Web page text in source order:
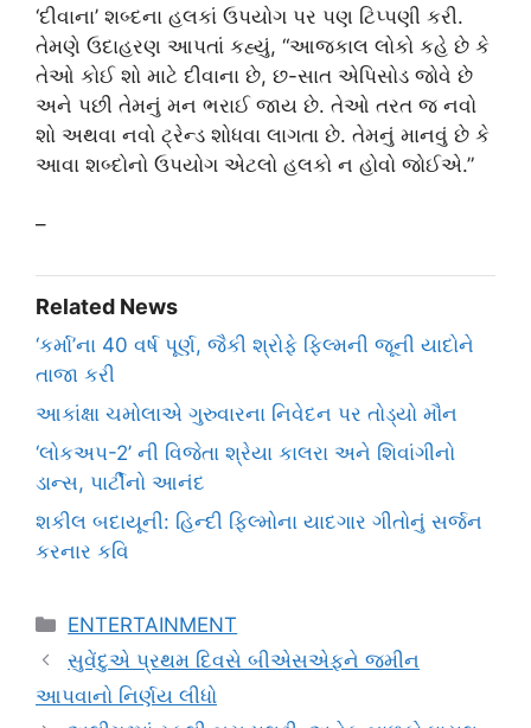
‘દીવાના’ શબ્દના હલકાં ઉપયોગ પર પણ ટિપ્પણી કરી.
તેમણે ઉદાહરણ આપતાં કહ્યું, “આજકાલ લોકો કહે છે કે
તેઓ કોઈ શો માટે દીવાના છે, છ-સાત એપિસોડ જોવે છે
અને પછી તેમનું મન ભરાઈ જાય છે. તેઓ તરત જ નવો
શો અથવા નવો ટ્રેન્ડ શોધવા લાગતા છે. તેમનું માનવું છે કે
આવા શબ્દોનો ઉપયોગ એટલો હલકો ન હોવો જોઈએ.”
–
Related News
‘કર્મા’ના 40 વર્ષ પૂર્ણ, જૈકી શ્રોફે ફિલ્મની જૂની યાદોને
તાજા કરી
આકાંક્ષા ચમોલાએ ગુરુવારના નિવેદન પર તોડ્યો મૌન
‘લોકઅપ-2’ ની વિજેતા શ્રેયા કાલરા અને શિવાંગીનો
ડાન્સ, પાર્ટીનો આનંદ
શકીલ બદાયૂની: હિન્દી ફિલ્મોના યાદગાર ગીતોનું સર્જન
કરનાર કવિ
Categories
ENTERTAINMENT
સુવેંદુએ પ્રથમ દિવસે બીએસએફને જમીન
આપવાનો નિર્ણય લીધો